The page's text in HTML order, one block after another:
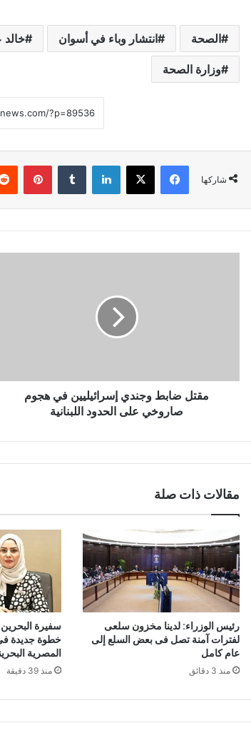
الصحة انتشار وباء في أسوان خالد
وزارة الصحة
شاركها
فيسبوك X لينكدإن
مقتل ضابط وجندي إسرائيليين في هجوم
صاروخي على الحدود اللبنانية
مقالات ذات صلة
رئيس الوزراء: لدينا مخزون سلعى
لفترات آمنة تصل فى بعض السلع إلى
عام كامل
منذ 3 دقائق
سفيرة
خطوة جديدة
المصرية
منذ 39 دقيقة